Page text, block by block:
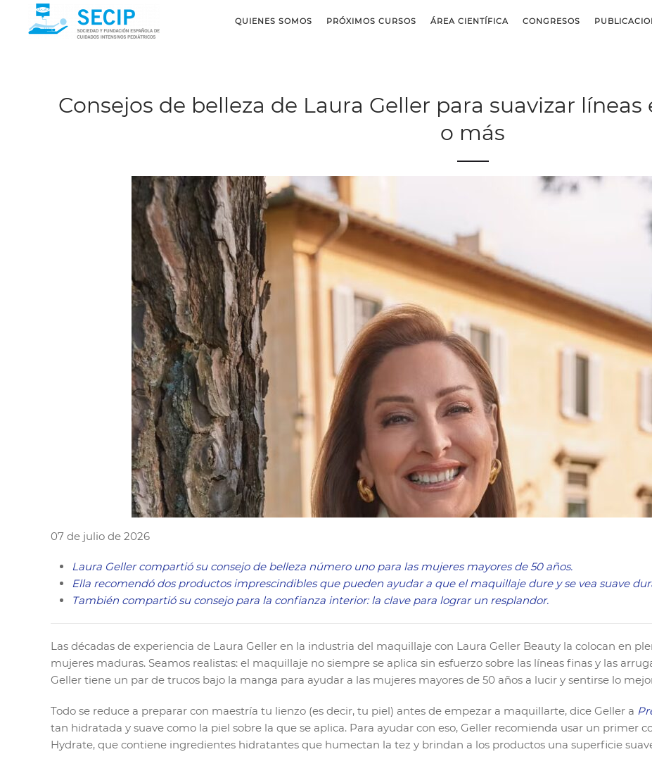
QUIENES SOMOS PRÓXIMOS CURSOS ÁREA CIENTÍFICA CONGRESOS
Consejos de belleza de Laura Geller para suavizar
o más
07 de julio de 2026
Laura Gellercompartió su consejo de belleza número uno para las mujeres mayores de 50 años.
Ella recomendó dos productos imprescindibles que pueden ayudar a que el maquillaje dure y se vea suave
También compartió su consejo para la confianza interior: la clave para lograr un resplandor.
Las décadas de experiencia de Laura Geller en la industria del maquillaje con Laura Geller Beauty la colocan en
mujeres maduras. Seamos realistas: el maquillaje no siempre se aplica sin esfuerzo sobre las líneas finas y las
Geller tiene un par de trucos bajo la manga para ayudar a las mujeres mayores de 50 años a lucir y sentirse lo
Todo se reduce a preparar con maestría tu lienzo (es decir, tu piel) antes de empezar a maquillarte, dice Geller a
tan hidratada y suave como la piel sobre la que se aplica. Para ayudar con eso, Geller recomienda usar un primer
Hydrate, que contiene ingredientes hidratantes que humectan la tez y brindan a los productos una superficie